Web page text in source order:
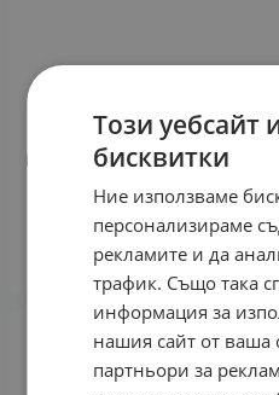
КОМПЛЕКТ КРЕМ ЗА
МАСЛО ОТ ЛЕШНИК 50 мл
Този уебсайт
бисквитки
Ние използваме
персонализираме
рекламите и да
трафик. Също така
информация за
нашия сайт от ваша
партньори за